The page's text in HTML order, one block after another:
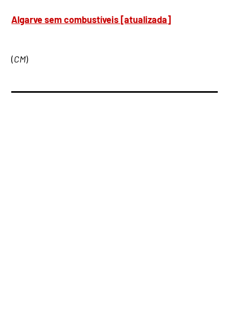
Algarve sem combustíveis [atualizada]
(CM)